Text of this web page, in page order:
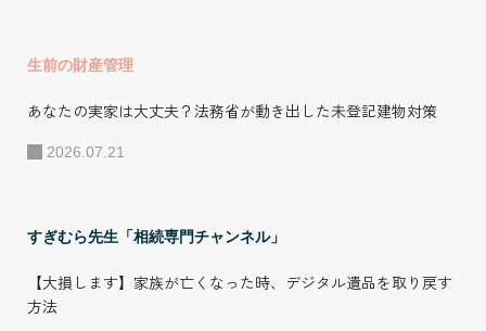
数回、岡山県選手
取締役 株式会社C-
NECT 代表取締役
生前の財産管理
あなたの実家は大丈夫？法務省が動き出した未登記建物対策
2026.07.21
すぎむら先生「相続専門チャンネル」
【大損します】家族が亡くなった時、デジタル遺品を取り戻す
方法